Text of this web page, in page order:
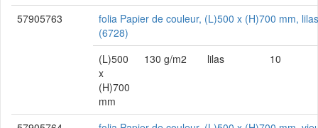
57905763
folia Papier de couleur, (L)500 x (H)700 mm, lilas
(6728)
(L)500
x
(H)700
mm
130 g/m2 lilas 10